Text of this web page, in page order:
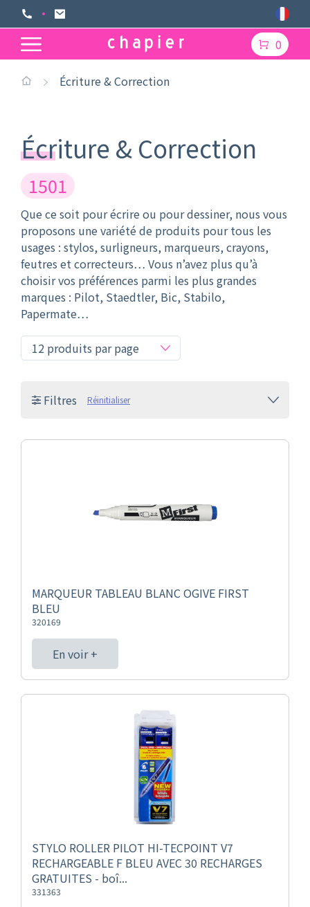
0
Écriture & Correction
Écriture & Correction
1501
Que ce soit pour écrire ou pour dessiner, nous vous
proposons une variété de produits pour tous les
usages : stylos, surligneurs, marqueurs, crayons,
feutres et correcteurs… Vous n’avez plus qu’à
choisir vos préférences parmi les plus grandes
marques : Pilot, Staedtler, Bic, Stabilo,
Papermate…
Filtres Réinitialiser
MARQUEUR TABLEAU BLANC OGIVE FIRST
BLEU
320169
En voir +
STYLO ROLLER PILOT HI-TECPOINT V7
RECHARGEABLE F BLEU AVEC 30 RECHARGES
GRATUITES - boî...
331363